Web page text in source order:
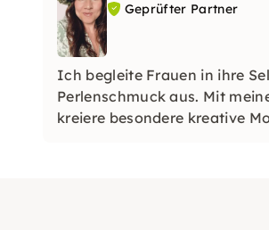
Geprüfter Partner
Ich begleite Frauen in ihre
Perlenschmuck aus. Mit
kreiere besondere kreative